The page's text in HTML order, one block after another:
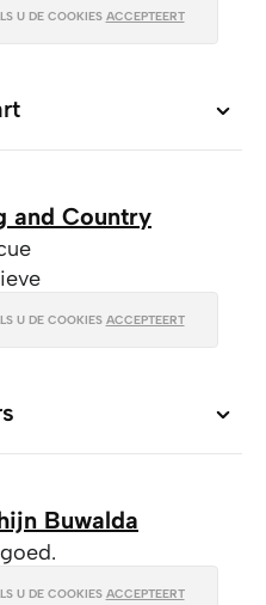
U DE COOKIES ACCEPTEERT
and Country
Your shoulders”
U DE COOKIES ACCEPTEERT
Buwalda
U DE COOKIES ACCEPTEERT